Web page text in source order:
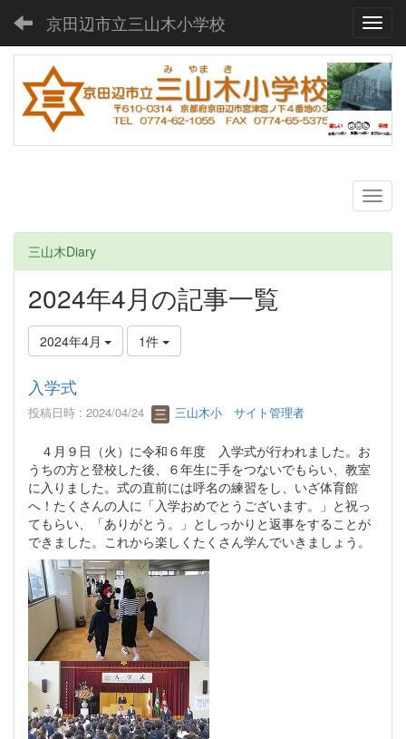
京田辺市立三山木小学校
三山木Diary
2024年4月の記事一覧
2024年4月 1件
入学式
投稿日時 : 2024/04/24 三山木小 サイト管理者
４月９日（火）に令和６年度 入学式が行われました。お
うちの方と登校した後、６年生に手をつないでもらい、教室
に入りました。式の直前には呼名の練習をし、いざ体育館
へ！たくさんの人に「入学おめでとうございます。」と祝っ
てもらい、「ありがとう。」としっかりと返事をすることが
できました。これから楽しくたくさん学んでいきましょう。